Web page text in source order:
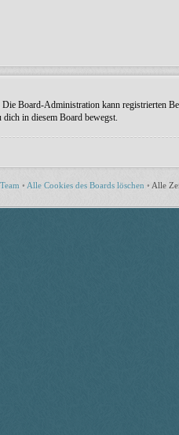
Board-Administration kann registrierten
in diesem Board bewegst.
• Alle Cookies des Boards löschen • Alle